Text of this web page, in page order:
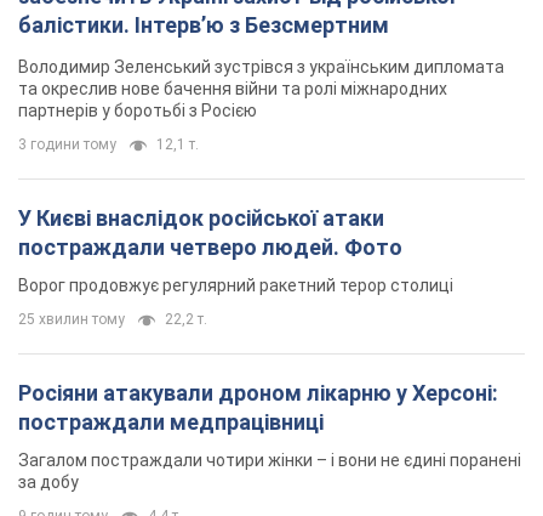
балістики. Інтерв’ю з Безсмертним
Володимир Зеленський зустрівся з українським дипломата
та окреслив нове бачення війни та ролі міжнародних
партнерів у боротьбі з Росією
3 години тому 12,1 т.
У Києві внаслідок російської атаки
постраждали четверо людей. Фото
Ворог продовжує регулярний ракетний терор столиці
25 хвилин тому 22,2 т.
Росіяни атакували дроном лікарню у Херсоні:
постраждали медпрацівниці
Загалом постраждали чотири жінки – і вони не єдині поранені
за добу